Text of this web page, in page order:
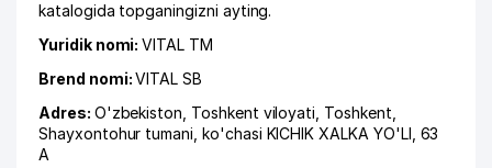
katalogida topganingizni ayting.
Yuridik nomi:VITAL ТМ
Brend nomi:VITAL SB
Adres: O'zbekiston, Toshkent viloyati Toshkent
Shayxontohur tumani ko'chasi KICHIK XALKA YO'LI , 63
A